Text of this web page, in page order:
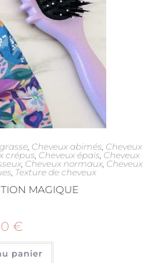
, Cheveux abimés, Cheveux
crépus, Cheveux épais, Cheveux
, Cheveux normaux, Cheveux
, Texture de cheveux
MAGIQUE
€
panier